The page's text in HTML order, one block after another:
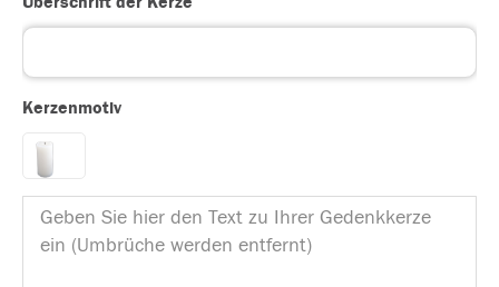
Kerzenmotiv